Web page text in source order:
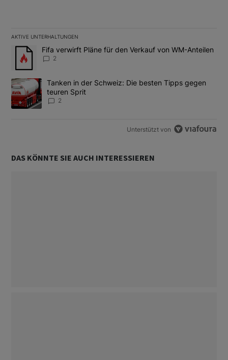
AKTIVE UNTERHALTUNGEN
Das Folgende ist eine Liste der am meisten kommentierten
Ein Trendartikel mit dem Titel "Fifa verwirft Pläne für den
Fifa verwirft Pläne für den Verkauf von WM-Anteilen
2
Ein Trendartikel mit dem Titel "Tanken in der Schweiz: Die
Tanken in der Schweiz: Die besten Tipps gegen
teuren Sprit
2
Unterstützt von
DAS KÖNNTE SIE AUCH INTERESSIEREN